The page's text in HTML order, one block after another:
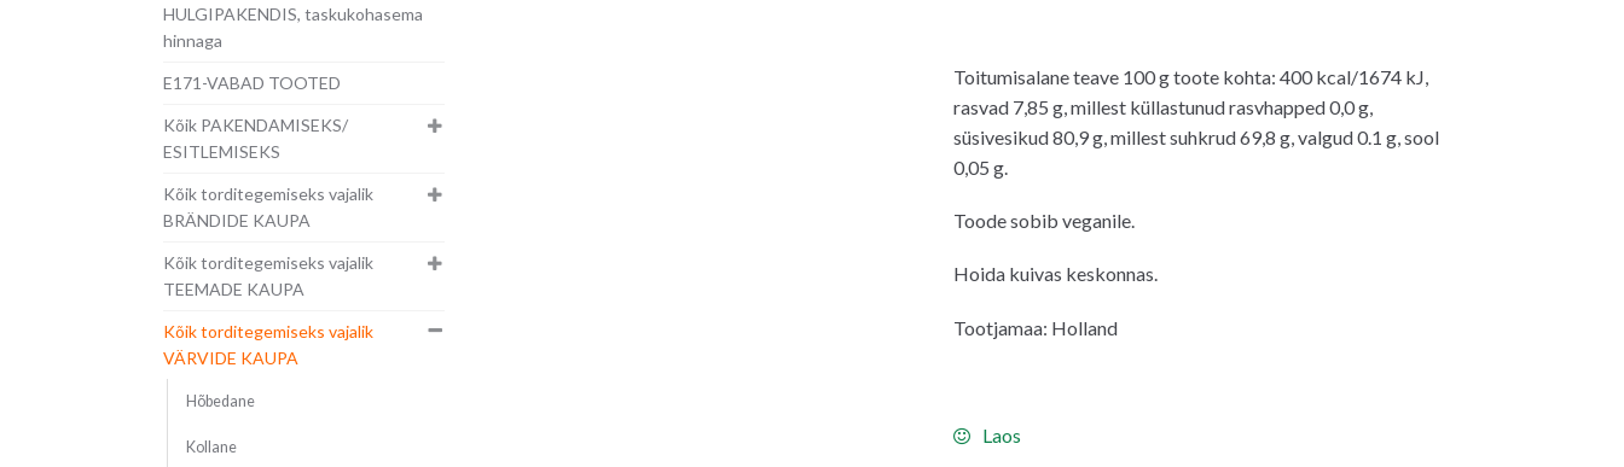
Toitumisalane teave 100 g toote kohta: 400 kcal/1674 kJ,
rasvad 7,85 g, millest küllastunud rasvhapped 0,0 g,
süsivesikud 80,9 g, millest suhkrud 69,8 g, valgud 0.1 g, sool
0,05 g.
Toode sobib veganile.
Hoida kuivas keskonnas.
Tootjamaa: Holland
Laos
HULGIPAKENDIS, taskukohasema
hinnaga
E171-VABAD TOOTED
Kõik PAKENDAMISEKS/
ESITLEMISEKS
Kõik torditegemiseks vajalik
BRÄNDIDE KAUPA
Kõik torditegemiseks vajalik
TEEMADE KAUPA
Kõik torditegemiseks vajalik
VÄRVIDE KAUPA
Hõbedane
Kollane